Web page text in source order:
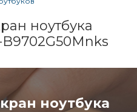
ноутбука
B9702G50Mnks
ноутбука